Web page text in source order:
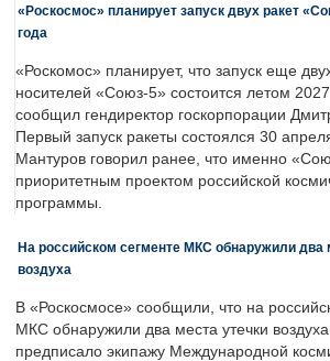
«Роскосмос» планирует запуск двух ракет
года
«Роскомос» планирует, что запуск еще
носителей «Союз-5» состоится летом
сообщил гендиректор госкорпорации
Первый запуск ракеты состоялся 30
Мантуров говорил ранее, что именно
приоритетным проектом российской
программы.
На российском сегменте МКС обнаружили два
воздуха
В «Роскосмосе» сообщили, что на
МКС обнаружили два места утечки
предписало экипажу Международной